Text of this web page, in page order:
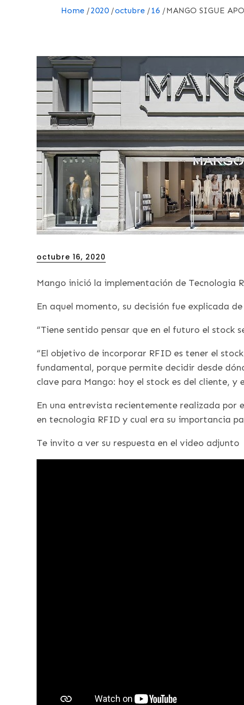
Home 2020 octubre 16 MANGO SIGUE
Posted
octubre 16, 2020
Mango inició la implementación de Tecnologia
En aquel momento, su decisión fue explicada
“Tiene sentido pensar que en el futuro el stock
“El objetivo de incorporar RFID es tener el
fundamental, porque permite decidir desde
clave para Mango: hoy el stock es del cliente,
En una entrevista recientemente realizada por
en tecnologia RFID y cual era su importancia
Te invito a ver su respuesta en el video adjunto